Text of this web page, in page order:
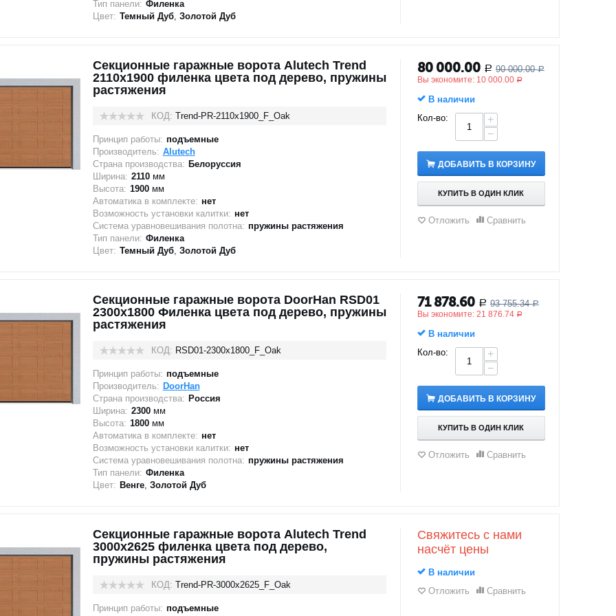
Тип панели: Филенка
Цвет: Темный Дуб, Золотой Дуб
Секционные гаражные ворота Alutech Trend
2110x1900 филенка цвета под дерево, пружины
растяжения
КОД: Trend-PR-2110х1900_F_Oak
Принцип работы: подъемные
Производитель: Alutech
Страна производства: Белоруссия
Ширина: 2110мм
Высота: 1900мм
Автоматика в комплекте: нет
Возможность установки калитки: нет
Система уравновешивания полотна: пружины растяжения
Тип панели: Филенка
Цвет: Темный Дуб, Золотой Дуб
80 000.00 Р 90 000.00 Р
Вы экономите: 10 000.00 Р
В наличии
Кол-во:
+
−
ДОБАВИТЬ В КОРЗИНУ
КУПИТЬ В ОДИН КЛИК
Отложить Сравнить
Секционные гаражные ворота DoorHan RSD01
2300x1800 Филенка цвета под дерево, пружины
растяжения
КОД: RSD01-2300х1800_F_Oak
Принцип работы: подъемные
Производитель: DoorHan
Страна производства: Россия
Ширина: 2300мм
Высота: 1800мм
Автоматика в комплекте: нет
Возможность установки калитки: нет
Система уравновешивания полотна: пружины растяжения
Тип панели: Филенка
Цвет: Венге, Золотой Дуб
71 878.60 Р 93 755.34 Р
Вы экономите: 21 876.74 Р
В наличии
Кол-во:
+
−
ДОБАВИТЬ В КОРЗИНУ
КУПИТЬ В ОДИН КЛИК
Отложить Сравнить
Секционные гаражные ворота Alutech Trend
3000x2625 филенка цвета под дерево,
пружины растяжения
КОД: Trend-PR-3000х2625_F_Oak
Принцип работы: подъемные
Свяжитесь с нами
насчёт цены
В наличии
Отложить
Сравнить